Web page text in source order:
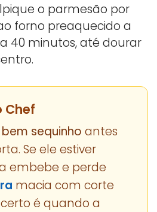
o parmesão por
forno preaquecido a
a 40 minutos, até dourar
Chef
bem sequinho antes
Se ele estiver
embebe e perde
macia com corte
é quando a